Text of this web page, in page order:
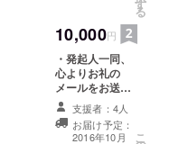
います。
相当] ・ドリンク
チケット(アル
コールを含むド
リンクの注文に
ご利用いただけ
ます) 4枚を贈呈
いたします。
[2000円相当]
す
る
10,000円
・発起人一同、
心よりお礼の
メールをお送り
いたします。 ・
オープニングイ
ベントへご招待
支援者：4人
お届け予定：
2016年10月
こ